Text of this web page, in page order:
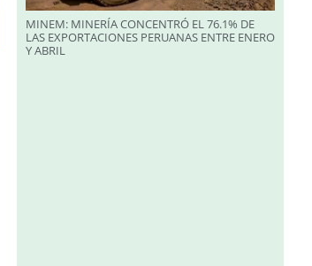
MINEM: MINERÍA CONCENTRÓ EL 76.1% DE
LAS EXPORTACIONES PERUANAS ENTRE ENERO
Y ABRIL